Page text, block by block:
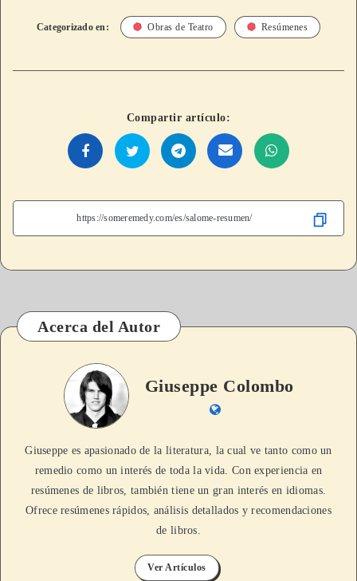
Categorizado en: Obras de Teatro Resúmenes
Compartir artículo:
Acerca del Autor
Giuseppe Colombo
Giuseppe es apasionado de la literatura, la cual ve tanto como un
remedio como un interés de toda la vida. Con experiencia en
resúmenes de libros, también tiene un gran interés en idiomas.
Ofrece resúmenes rápidos, análisis detallados y recomendaciones
de libros.
Ver Artículos